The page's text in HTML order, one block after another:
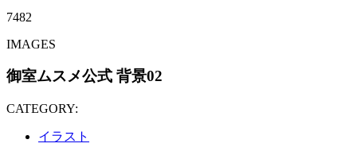
7482
IMAGES
御室ムスメ公式 背景02
CATEGORY:
イラスト